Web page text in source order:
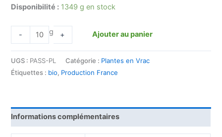
Disponibilité : 1349 g en stock
- g + Ajouter au panier
UGS : PASS-PL Catégorie : Plantes en Vrac
Étiquettes : bio, Production France
Informations complémentaires